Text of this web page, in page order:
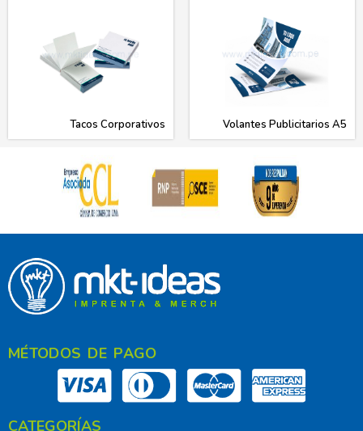
Tacos Corporativos Volantes Publicitarios A5
MÉTODOS DE PAGO
CATEGORÍAS